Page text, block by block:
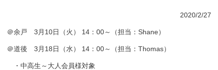
2020/2/27
＠余戸 3月10日（火） 14：00～（担当：Shane）
＠道後 3月18日（水） 14：00～（担当：Thomas）
・中高生～大人会員様対象